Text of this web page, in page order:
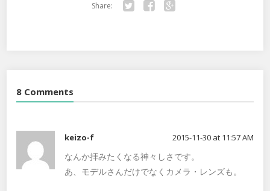
Share:
8 Comments
keizo-f 2015-11-30 at 11:57 AM
なんか拝みたくなる神々しさです。
あ、モデルさんだけでなくカメラ・レンズも。